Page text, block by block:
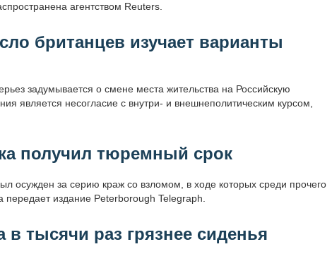
агентством Reuters.
британцев изучает варианты
задумывается о смене места жительства на Российскую
является несогласие с внутри- и внешнеполитическим курсом,
получил тюремный срок
осужден за серию краж со взломом, в ходе которых среди прочего
издание Peterborough Telegraph.
тысячи раз грязнее сиденья